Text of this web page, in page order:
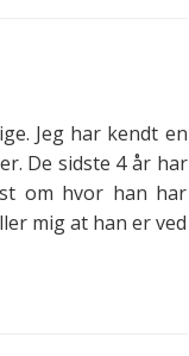
Jeg har kendt en
De sidste 4 år har
om hvor han har
mig at han er ved